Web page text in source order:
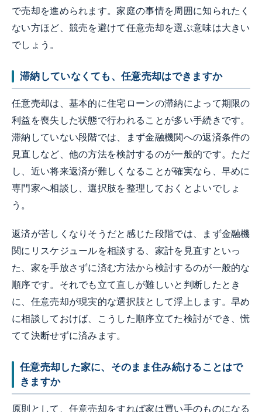
で売却を進められます。家庭の事情を周囲に知られたく
ない方ほど、競売を避けて任意売却を選ぶ意味は大きい
でしょう。
滞納していなくても、任意売却はできますか
任意売却は、基本的に住宅ローンの滞納によって期限の
利益を喪失した状態で行われることが多い手続きです。
滞納していない段階では、まず金融機関への返済条件の
見直しなど、他の方法を検討するのが一般的です。ただ
し、近い将来返済が難しくなることが確実なら、早めに
専門家へ相談し、選択肢を整理しておくとよいでしょ
う。
返済が苦しくなりそうだと感じた段階では、まず金融機
関にリスケジュールを相談する、家計を見直すといっ
た、家を手放さずに済む方法から検討するのが一般的な
順序です。それでも立て直しが難しいと判断したとき
に、任意売却が現実的な選択肢として浮上します。早め
に相談しておけば、こうした順序立てた検討ができ、慌
てて決断せずに済みます。
任意売却した家に、そのまま住み続けることはで
きますか
原則として、任意売却をすれば家は買い手のものになる